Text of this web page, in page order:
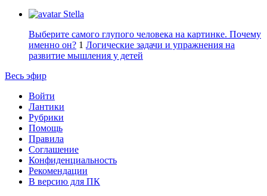
Stella
Выберите самого глупого человека на картинке. Почему
именно он? 1 Логические задачи и упражнения на
развитие мышления у детей
Весь эфир
Войти
Лантики
Рубрики
Помощь
Правила
Соглашение
Конфиденциальность
Рекомендации
В версию для ПК